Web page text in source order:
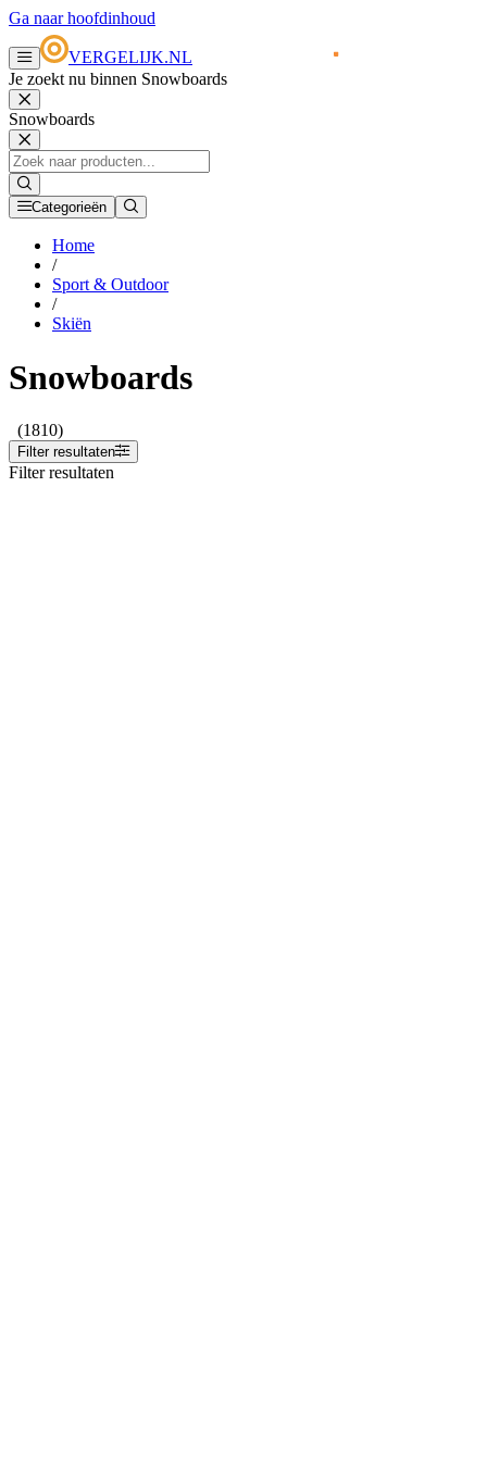
Ga naar hoofdinhoud
VERGELIJK.NL
Je zoekt nu binnen Snowboards
Snowboards
Categorieën
Home
/
Sport & Outdoor
/
Skiën
Snowboards
(1810)
Filter resultaten
Filter resultaten